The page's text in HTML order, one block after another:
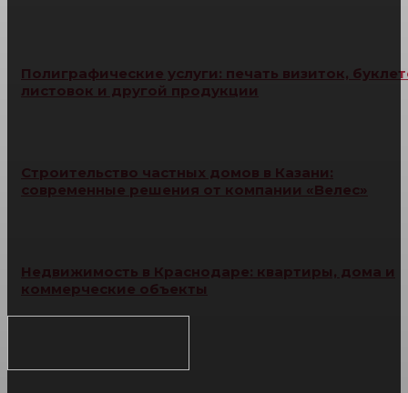
Полиграфические услуги: печать визиток,
листовок и другой продукции
Строительство частных домов в Казани:
современные решения от компании «Велес»
Недвижимость в Краснодаре: квартиры, дома и
коммерческие объекты